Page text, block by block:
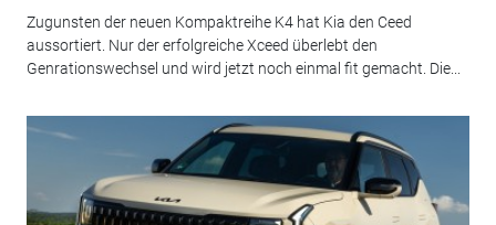
Zugunsten der neuen Kompaktreihe K4 hat Kia den Ceed
aussortiert. Nur der erfolgreiche Xceed überlebt den
Genrationswechsel und wird jetzt noch einmal fit gemacht. Die...